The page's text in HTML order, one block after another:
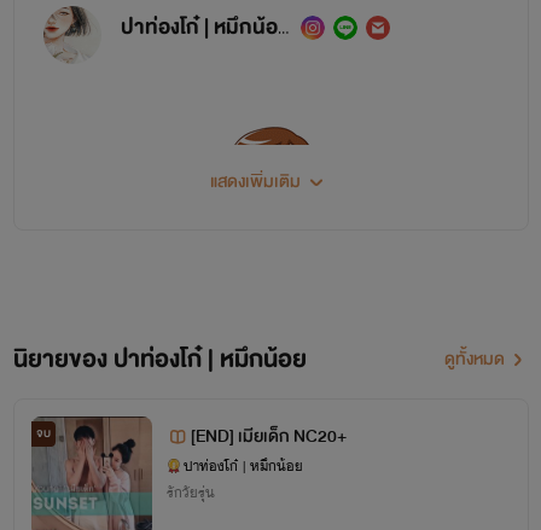
ปาท่องโก๋ | หมึกน้อย
บางเรื่องเนื้อหาอาจขัดใจบ้าง ขอโทษด้วยนะคะ
ทุกคอมเม้นท์ดีๆมีค่ามากสำหรับไรท์
แสดงเพิ่มเติม
นิยายของ ปาท่องโก๋ | หมึกน้อย ดูทั้งหมด
จบ [END] เมียเด็ก NC20+
ปาท่องโก๋ | หมึกน้อย
รักวัยรุ่น